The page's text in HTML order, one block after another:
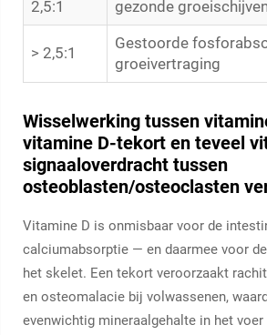
2,5:1
gezonde
> 2,5:1
Gestoorde
groeivertraging
Wisselwerking tussen
vitamine D-tekort en teveel
signaaloverdracht tussen
osteoblasten/osteoclasten
Vitamine D is onmisbaar voor de
calciumabsorptie — en daarmee voor
het skelet. Een tekort veroorzaakt
en osteomalacie bij volwassenen,
evenwichtig mineraalgehalte in het